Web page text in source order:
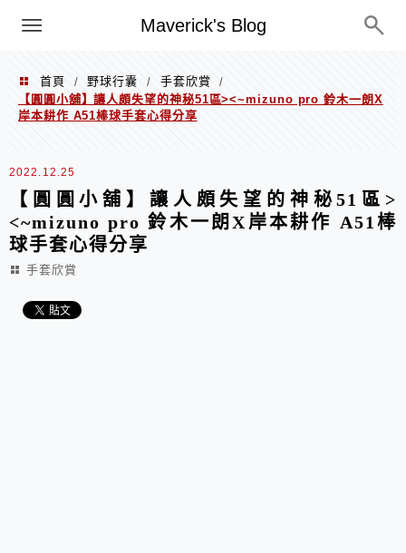
Maverick's Blog
Menu
首頁 / 野球行囊 / 手套欣賞
/
【圓圓小舖】讓人頗失望的神秘51區><~mizuno pro 鈴木一朗X
岸本耕作 A51棒球手套心得分享
2022.12.25
【圓圓小舖】讓人頗失望的神秘51區>
<~mizuno pro 鈴木一朗X岸本耕作 A51棒
球手套心得分享
手套欣賞